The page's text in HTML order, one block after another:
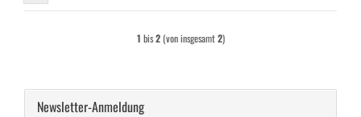
1 bis2(von insgesamt2)
Newsletter-Anmeldung